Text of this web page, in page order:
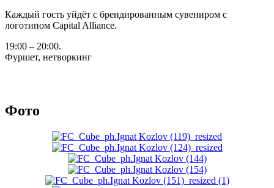
Каждый гость уйдёт с брендированным сувениром с
логотипом Capital Alliance.
19:00 – 20:00.
Фуршет, нетворкинг
Фото